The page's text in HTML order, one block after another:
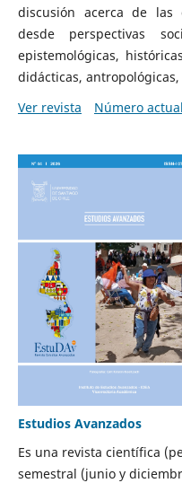
discusión acerca de las
desde perspectivas
epistemológicas,
didácticas, antropológicas,
Ver revista
Número actual
Estudios Avanzados
Es una revista científica
semestral (junio y